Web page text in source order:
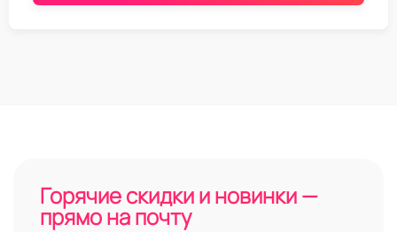
Горячие скидки и новинки —
прямо на почту